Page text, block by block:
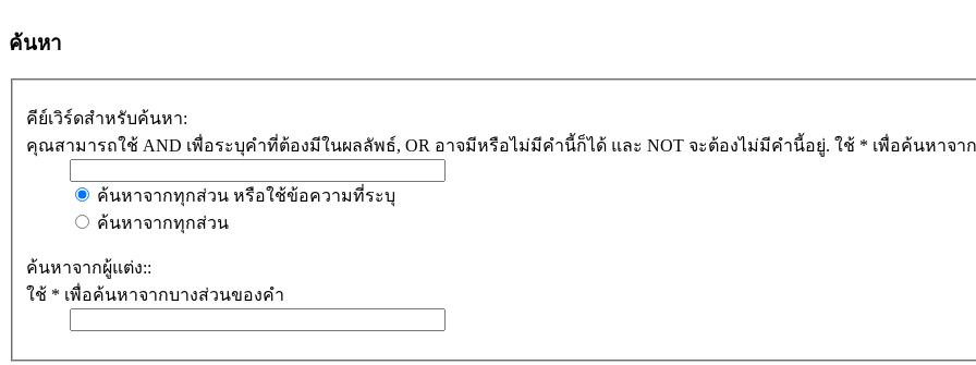
ค้นหา
คีย์เวิร์ดสำหรับค้นหา:
คุณสามารถใช้ AND เพื่อระบุคำที่ต้องมีในผลลัพธ์, OR อาจมีหรือไม่มีคำนี้ก็ได้ และ NOT จะต้องไม่มีคำนี้อยู่. ใช้ * เพื่อค้นหาจา
ค้นหาจากทุกส่วน หรือใช้ข้อความที่ระบุ
ค้นหาจากทุกส่วน
ค้นหาจากผู้แต่ง::
ใช้ * เพื่อค้นหาจากบางส่วนของคำ